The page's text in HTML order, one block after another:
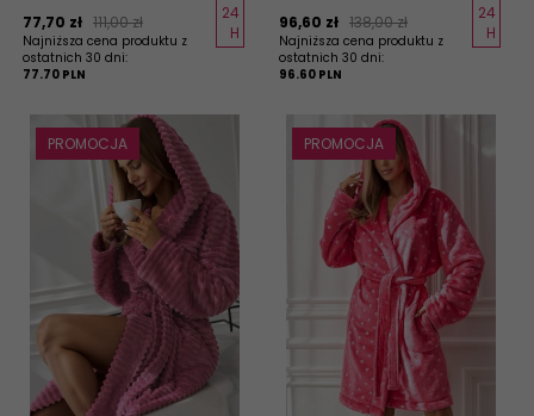
77,70 zł 111,00 zł
Najniższa cena produktu z
ostatnich 30 dni:
77.70 PLN
24
H
96,60 zł 138,00 zł
Najniższa cena produktu z
ostatnich 30 dni:
96.60 PLN
24
H
PROMOCJA PROMOCJA